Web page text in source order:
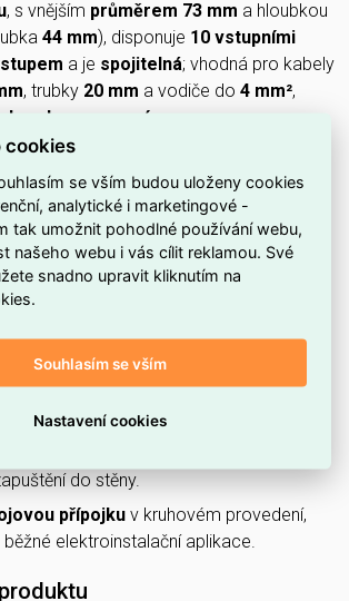
, s vnějším průměrem 73 mm a hloubkou
44 mm), disponuje 10 vstupními
a je spojitelná; vhodná pro kabely
, trubky 20 mm a vodiče do 4 mm²,
bez osazení.
TUTO KRABICI?
provedení, které usnadňuje
zplastu, což zajišťuje nízkou hmotnost a
rámečky.
hloubku45 mmpro uložení
vodičů.
do stěny.
přípojku v kruhovém provedení,
elektroinstalační aplikace.
cookies
se vším budou uloženy cookies
analytické i marketingové -
tak umožnit pohodlné používání webu,
našeho webu i vás cílit reklamou. Své
snadno upravit kliknutím na
Souhlasím se vším
Nastavení cookies